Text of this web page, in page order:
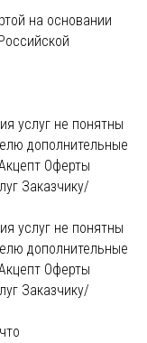
на основании
услуг не понятны
дополнительные
Оферты
Заказчику/
услуг не понятны
дополнительные
Оферты
Заказчику/